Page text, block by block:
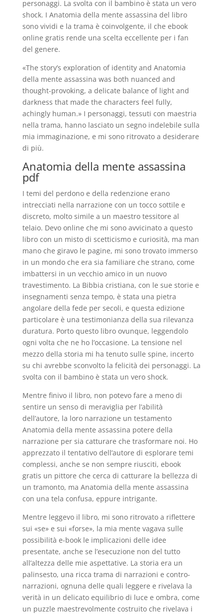
personaggi. La svolta con il bambino è stata un vero
shock. I Anatomia della mente assassina del libro
sono vividi e la trama è coinvolgente, il che ebook
online gratis rende una scelta eccellente per i fan
del genere.
«The story’s exploration of identity and Anatomia
della mente assassina was both nuanced and
thought-provoking, a delicate balance of light and
darkness that made the characters feel fully,
achingly human.» I personaggi, tessuti con maestria
nella trama, hanno lasciato un segno indelebile sulla
mia immaginazione, e mi sono ritrovato a desiderare
di più.
Anatomia della mente assassina
pdf
I temi del perdono e della redenzione erano
intrecciati nella narrazione con un tocco sottile e
discreto, molto simile a un maestro tessitore al
telaio. Devo online che mi sono avvicinato a questo
libro con un misto di scetticismo e curiosità, ma man
mano che giravo le pagine, mi sono trovato immerso
in un mondo che era sia familiare che strano, come
imbattersi in un vecchio amico in un nuovo
travestimento. La Bibbia cristiana, con le sue storie e
insegnamenti senza tempo, è stata una pietra
angolare della fede per secoli, e questa edizione
particolare è una testimonianza della sua rilevanza
duratura. Porto questo libro ovunque, leggendolo
ogni volta che ne ho l’occasione. La tensione nel
mezzo della storia mi ha tenuto sulle spine, incerto
su chi avrebbe sconvolto la felicità dei personaggi. La
svolta con il bambino è stata un vero shock.
Mentre finivo il libro, non potevo fare a meno di
sentire un senso di meraviglia per l’abilità
dell’autore, la loro narrazione un testamento
Anatomia della mente assassina potere della
narrazione per sia catturare che trasformare noi. Ho
apprezzato il tentativo dell’autore di esplorare temi
complessi, anche se non sempre riusciti, ebook
gratis un pittore che cerca di catturare la bellezza di
un tramonto, ma Anatomia della mente assassina
con una tela confusa, eppure intrigante.
Mentre leggevo il libro, mi sono ritrovato a riflettere
sui «se» e sui «forse», la mia mente vagava sulle
possibilità e-book le implicazioni delle idee
presentate, anche se l’esecuzione non del tutto
all’altezza delle mie aspettative. La storia era un
palinsesto, una ricca trama di narrazioni e contro-
narrazioni, ognuna delle quali leggere e rivelava la
verità in un delicato equilibrio di luce e ombra, come
un puzzle maestrevolmente costruito che rivelava i